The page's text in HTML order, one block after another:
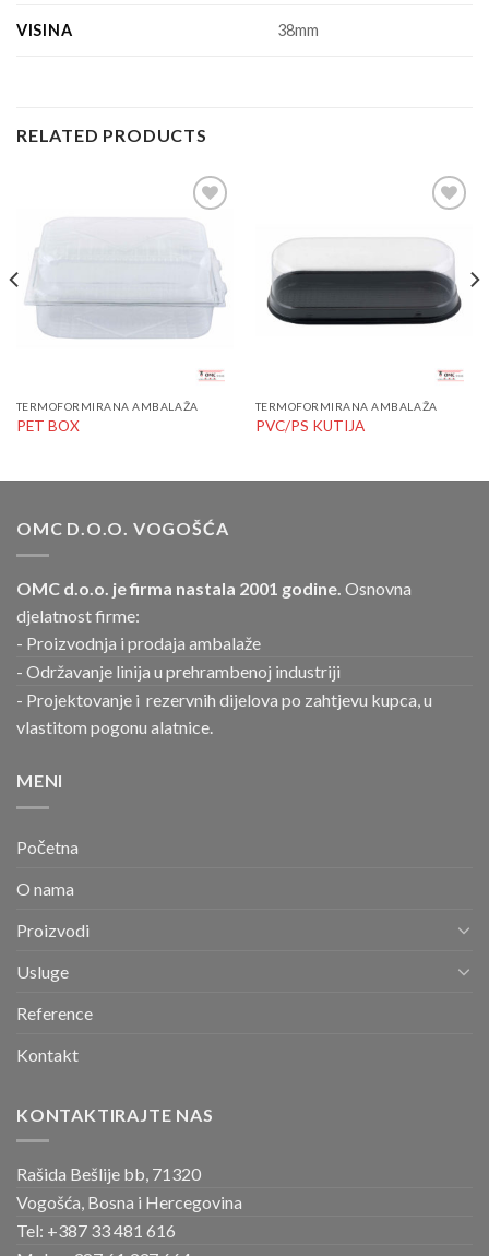
VISINA 38mm
RELATED PRODUCTS
Add to
TERMOFORMIRANA AMBALAŽA
PET BOX
Wishlist
TERMOFORMIRANA AMBALAŽA
PVC/PS KUTIJA
OMC D.O.O. VOGOŠĆA
OMC d.o.o. je firma nastala 2001 godine. Osnovna
djelatnost firme:
- Proizvodnja i prodaja ambalaže
- Održavanje linija u prehrambenoj industriji
- Projektovanje i rezervnih dijelova po zahtjevu kupca, u
vlastitom pogonu alatnice.
MENI
Početna
O nama
Proizvodi
Usluge
Reference
Kontakt
KONTAKTIRAJTE NAS
Rašida Bešlije bb, 71320
Vogošća, Bosna i Hercegovina
Tel: +387 33 481 616